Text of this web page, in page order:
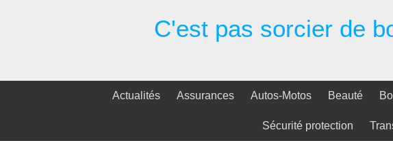
C'est pas sorcier de
Actualités Assurances Autos-Motos Beauté
Sécurité protection